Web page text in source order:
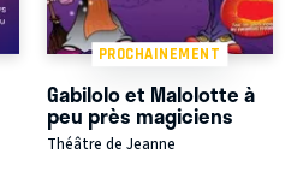
PROCHAINEMENT
Gabilolo et Malolotte à
peu près magiciens
Théâtre de Jeanne